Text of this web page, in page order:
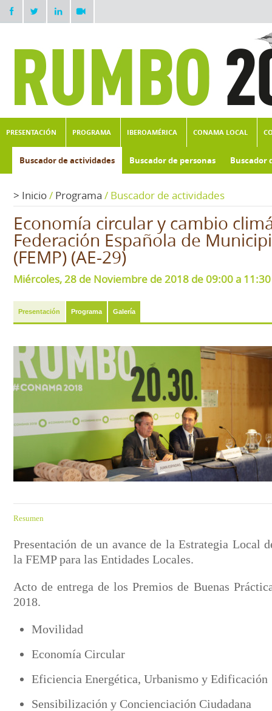
PRESENTACIÓN PROGRAMA IBEROAMÉRICA CONAMA LOCAL
Buscador de actividades Buscador de personas Buscador
> Inicio/ Programa / Buscador de actividades
Economía circular y cambio
Federación Española de
(FEMP) (AE-29)
Miércoles, 28 de Noviembre de 2018 de 09:00 a 11:30
Presentación Programa Galería
Resumen
Presentación de un avance de la Estrategia Local
la FEMP para las Entidades Locales.
Acto de entrega de los Premios de Buenas
2018.
Movilidad
Economía Circular
Eficiencia Energética, Urbanismo y Edificación
Sensibilización y Concienciación Ciudadana